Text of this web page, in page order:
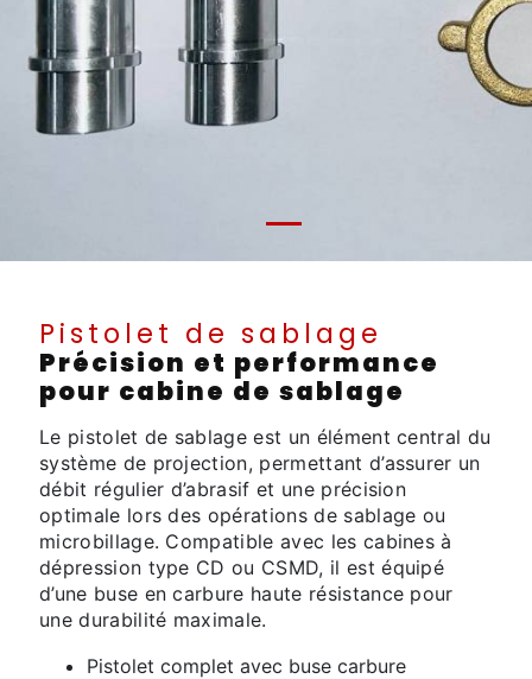
Pistolet de sablage
Précision et performance
pour cabine de sablage
Le pistolet de sablage est un élément central du
système de projection, permettant d’assurer un
débit régulier d’abrasif et une précision
optimale lors des opérations de sablage ou
microbillage. Compatible avec les cabines à
dépression type CD ou CSMD, il est équipé
d’une buse en carbure haute résistance pour
une durabilité maximale.
Pistolet complet avec buse carbure